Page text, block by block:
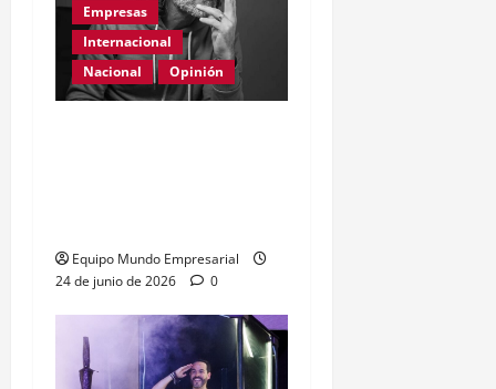
Empresas
Internacional
Nacional
Opinión
Equipo Mundo Empresarial
24 de junio de 2026
0